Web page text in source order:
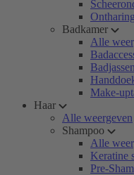
Badkamer
Alle
Badjassen
Make-
Haar
Alle weergeven
Shampoo
Alle
Keratine
Pre-